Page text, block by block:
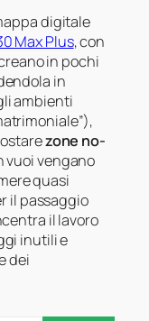
digitale
Max Plus, con
in pochi
in
ambienti
zone no-
vuoi vengano
quasi
il passaggio
il lavoro
inutili e
dei